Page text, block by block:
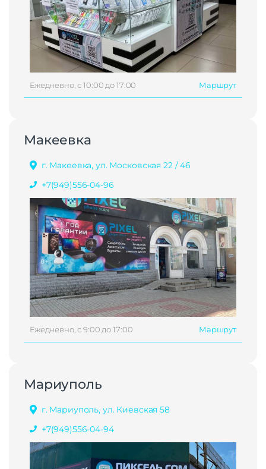
Ежедневно, с 10:00 до 17:00 Маршрут
Макеевка
г. Макеевка, ул. Московская 22 / 46
+7(949)556-04-96
Ежедневно, с 9:00 до 17:00 Маршрут
Мариуполь
г. Мариуполь, ул. Киевская 58
+7(949)556-04-94